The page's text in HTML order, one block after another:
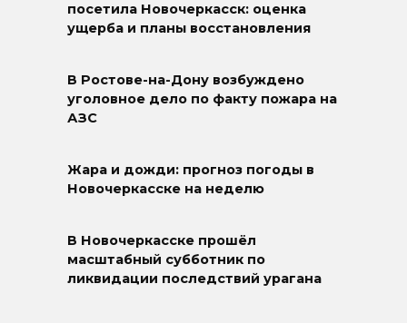
посетила Новочеркасск: оценка
ущерба и планы восстановления
В Ростове-на-Дону возбуждено
уголовное дело по факту пожара на
АЗС
Жара и дожди: прогноз погоды в
Новочеркасске на неделю
В Новочеркасске прошёл
масштабный субботник по
ликвидации последствий урагана